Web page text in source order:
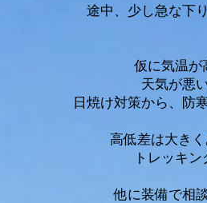
途中、少し急な下
仮に気温が
天気が悪
日焼け対策から、防
高低差は大き
トレッキ
他に装備で相